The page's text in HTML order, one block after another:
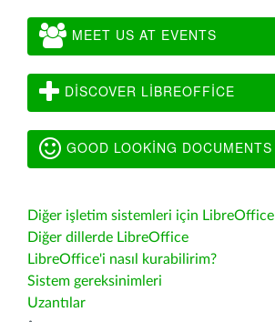
MEET US AT EVENTS
DISCOVER LIBREOFFICE
GOOD LOOKING DOCUMENTS
Diğer işletim sistemleri için LibreOffice
Diğer dillerde LibreOffice
LibreOffice'i nasıl kurabilirim?
Sistem gereksinimleri
Uzantılar